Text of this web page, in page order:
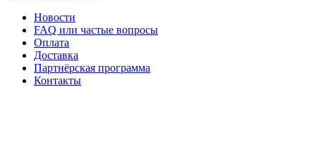
Новости
FAQ или частые вопросы
Оплата
Доставка
Партнёрская программа
Контакты